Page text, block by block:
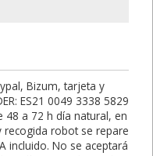
Bizum, tarjeta y
ES21 0049 3338 5829
48 a 72 h día natural, en
recogida robot se repare
incluido. No se aceptará